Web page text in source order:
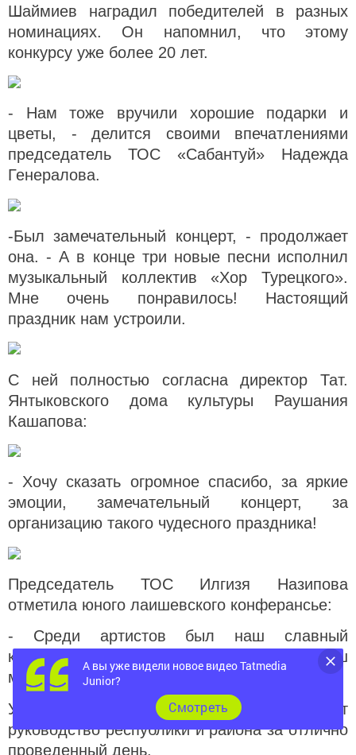
Шаймиев наградил победителей в разных
номинациях. Он напомнил, что этому
конкурсу уже более 20 лет.
- Нам тоже вручили хорошие подарки и
цветы, - делится своими впечатлениями
председатель ТОС «Сабантуй» Надежда
Генералова.
-Был замечательный концерт, - продолжает
она. - А в конце три новые песни исполнил
музыкальный коллектив «Хор Турецкого».
Мне очень понравилось! Настоящий
праздник нам устроили.
С ней полностью согласна директор Тат.
Янтыковского дома культуры Раушания
Кашапова:
- Хочу сказать огромное спасибо, за яркие
эмоции, замечательный концерт, за
организацию такого чудесного праздника!
Председатель ТОС Илгизя Назипова
отметила юного лаишевского конферансье:
-
Среди артистов был наш славный
конферансье Атамурат. Гордимся тобой, наш
мальчик!
Участники лаишевской делегации благодарят
руководство республики и района за отлично
проведенный день.
А вы уже видели новое видео Tatmedia
Junior?
Cмотреть